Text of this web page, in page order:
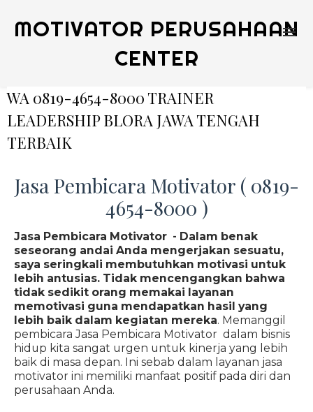
MOTIVATOR PERUSAHAAN
CENTER
WA 0819-4654-8000 TRAINER
LEADERSHIP BLORA JAWA TENGAH
TERBAIK
Jasa Pembicara Motivator ( 0819-
4654-8000 )
Jasa Pembicara Motivator - Dalam benak
seseorang andai Anda mengerjakan sesuatu,
saya seringkali membutuhkan motivasi untuk
lebih antusias. Tidak mencengangkan bahwa
tidak sedikit orang memakai layanan
memotivasi guna mendapatkan hasil yang
lebih baik dalam kegiatan mereka. Memanggil
pembicara Jasa Pembicara Motivator dalam bisnis
hidup kita sangat urgen untuk kinerja yang lebih
baik di masa depan. Ini sebab dalam layanan jasa
motivator ini memiliki manfaat positif pada diri dan
perusahaan Anda.